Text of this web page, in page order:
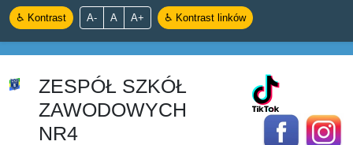
♿ Kontrast A- A A+ ♿ Kontrast linków
ZESPÓŁ SZKÓŁ
ZAWODOWYCH
NR4